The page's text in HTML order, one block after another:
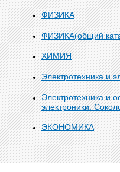
ФИЗИКА
ФИЗИКА(общий
ХИМИЯ
Электротехника и
Электротехника и
электроники.
ЭКОНОМИКА